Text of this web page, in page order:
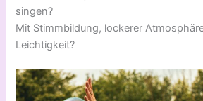
singen?
Mit Stimmbildung, lockerer
Leichtigkeit?